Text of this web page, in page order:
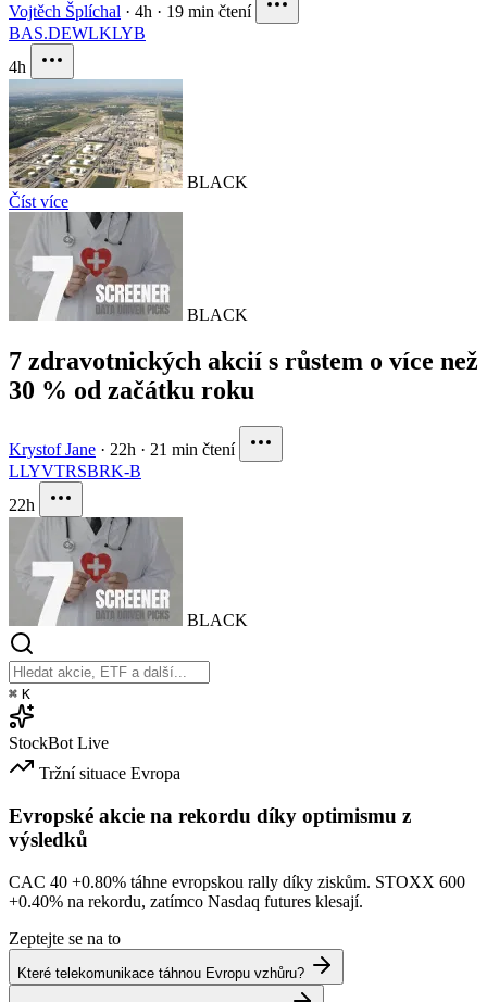
Vojtěch Šplíchal · 4h · 19 min čtení
BAS.DEWLKLYB
4h
BLACK
Číst více
BLACK
7 zdravotnických akcií s růstem o více než
30 % od začátku roku
Krystof Jane · 22h · 21 min čtení
LLYVTRSBRK-B
22h
BLACK
⌘ K
StockBot Live
Tržní situace Evropa
Evropské akcie na rekordu díky optimismu z
výsledků
CAC 40 +0.80% táhne evropskou rally díky ziskům. STOXX 600
+0.40% na rekordu, zatímco Nasdaq futures klesají.
Zeptejte se na to
Které telekomunikace táhnou Evropu vzhůru?